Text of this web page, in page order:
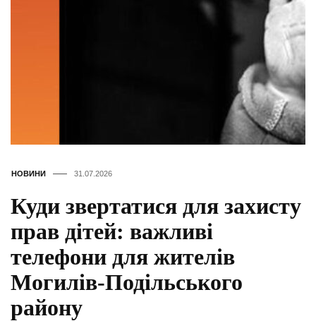
НОВИНИ 31.07.2026
Куди звертатися для захисту
прав дітей: важливі
телефони для жителів
Могилів-Подільського
району